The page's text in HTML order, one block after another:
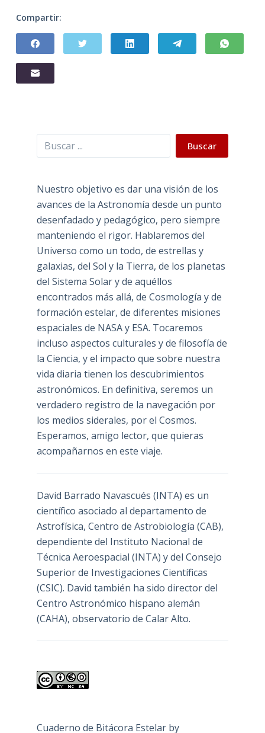
Compartir:
Buscar Buscar
Nuestro objetivo es dar una visión de los
avances de la Astronomía desde un punto
desenfadado y pedagógico, pero siempre
manteniendo el rigor. Hablaremos del
Universo como un todo, de estrellas y
galaxias, del Sol y la Tierra, de los planetas
del Sistema Solar y de aquéllos
encontrados más allá, de Cosmología y de
formación estelar, de diferentes misiones
espaciales de NASA y ESA. Tocaremos
incluso aspectos culturales y de filosofía de
la Ciencia, y el impacto que sobre nuestra
vida diaria tienen los descubrimientos
astronómicos. En definitiva, seremos un
verdadero registro de la navegación por
los medios siderales, por el Cosmos.
Esperamos, amigo lector, que quieras
acompañarnos en este viaje.
David Barrado Navascués (INTA) es un
científico asociado al departamento de
Astrofísica, Centro de Astrobiología (CAB),
dependiente del Instituto Nacional de
Técnica Aeroespacial (INTA) y del Consejo
Superior de Investigaciones Científicas
(CSIC). David también ha sido director del
Centro Astronómico hispano alemán
(CAHA), observatorio de Calar Alto.
Cuaderno de Bitácora Estelarby